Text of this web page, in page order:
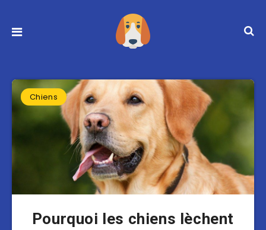
Chiens
Pourquoi les chiens lèchent